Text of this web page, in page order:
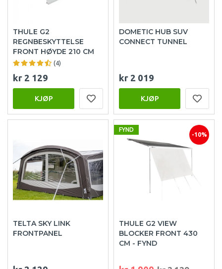
THULE G2
REGNBESKYTTELSE
FRONT HØYDE 210 CM
(4)
kr 2 129
KJØP
DOMETIC HUB SUV
CONNECT TUNNEL
kr 2 019
KJØP
TELTA SKY LINK
FRONTPANEL
FYND
-10%
THULE G2 VIEW
BLOCKER FRONT 430
CM - FYND